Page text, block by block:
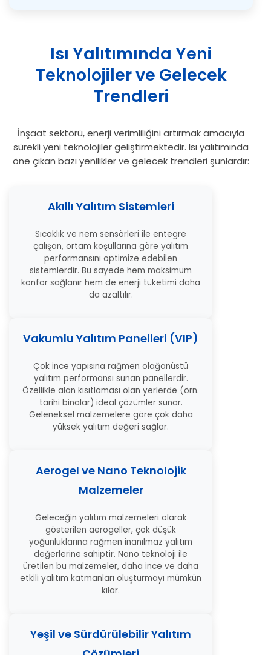
Isı Yalıtımında Yeni
Teknolojiler ve Gelecek
Trendleri
İnşaat sektörü, enerji verimliliğini artırmak amacıyla
sürekli yeni teknolojiler geliştirmektedir. Isı yalıtımında
öne çıkan bazı yenilikler ve gelecek trendleri şunlardır:
Akıllı Yalıtım Sistemleri
Sıcaklık ve nem sensörleri ile entegre
çalışan, ortam koşullarına göre yalıtım
performansını optimize edebilen
sistemlerdir. Bu sayede hem maksimum
konfor sağlanır hem de enerji tüketimi daha
da azaltılır.
Vakumlu Yalıtım Panelleri (VIP)
Çok ince yapısına rağmen olağanüstü
yalıtım performansı sunan panellerdir.
Özellikle alan kısıtlaması olan yerlerde (örn.
tarihi binalar) ideal çözümler sunar.
Geleneksel malzemelere göre çok daha
yüksek yalıtım değeri sağlar.
Aerogel ve Nano Teknolojik
Malzemeler
Geleceğin yalıtım malzemeleri olarak
gösterilen aerogeller, çok düşük
yoğunluklarına rağmen inanılmaz yalıtım
değerlerine sahiptir. Nano teknoloji ile
üretilen bu malzemeler, daha ince ve daha
etkili yalıtım katmanları oluşturmayı mümkün
kılar.
Yeşil ve Sürdürülebilir Yalıtım